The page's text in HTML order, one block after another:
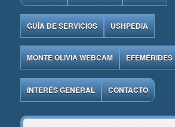
GUÍA DE SERVICIOS USHPEDIA
MONTE OLIVIA WEBCAM EFEMÉRIDES
INTERÉS GENERAL CONTACTO